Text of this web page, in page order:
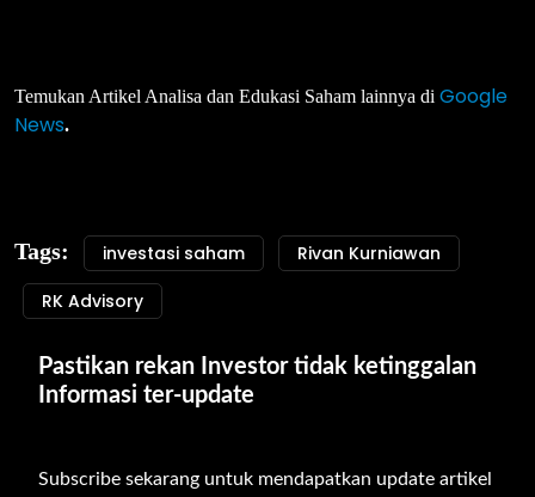
Temukan Artikel Analisa dan Edukasi Saham lainnya di Google
News.
Tags: investasi saham
Rivan Kurniawan
RK Advisory
Pastikan rekan Investor tidak ketinggalan
Informasi ter-update
Subscribe sekarang untuk mendapatkan update artikel